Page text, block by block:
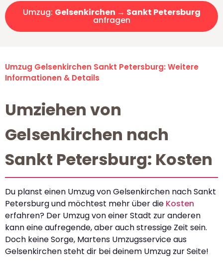
Umzug: Gelsenkirchen → Sankt Petersburg
anfragen
Umzug Gelsenkirchen Sankt Petersburg: Weitere
Informationen & Details
Umziehen von
Gelsenkirchen nach
Sankt Petersburg: Kosten
Du planst einen Umzug von Gelsenkirchen nach Sankt
Petersburg und möchtest mehr über die Kosten
erfahren? Der Umzug von einer Stadt zur anderen
kann eine aufregende, aber auch stressige Zeit sein.
Doch keine Sorge, Martens Umzugsservice aus
Gelsenkirchen steht dir bei deinem Umzug zur Seite!